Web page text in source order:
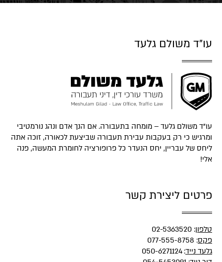
עו"ד משולם גלעד
עו"ד משולם גלעד – מומחה בתעבורה. אם הנך אדם ונהג נורמטיבי
ומרגיש כי רק בעקבות עבירת תעבורה שביצעת לכאורה, זוכה אתה
ליחס של עבריין, יחס הנעדר כל פרופורציה לחומרת המעשה, פנה
אלי!
פרטים ליצירת קשר
טלפון:
02-5363520
פקס: 077-555-8758
גלעד נייד:
050-6271124